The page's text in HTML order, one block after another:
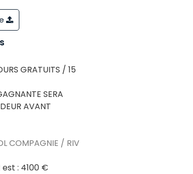
GRATUITS / 15
SERA
AVANT
COMPAGNIE / RIV
: 4100 €